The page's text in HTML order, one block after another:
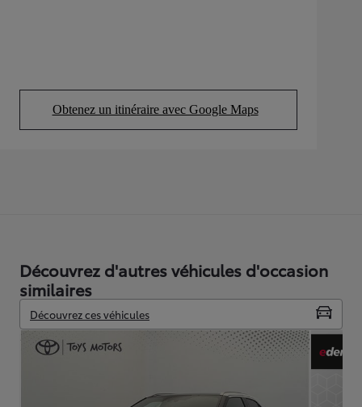
Obtenez un itinéraire avec Google Maps
(Opens in new tab)
Découvrez d'autres véhicules d'occasion
similaires
Découvrez ces véhicules